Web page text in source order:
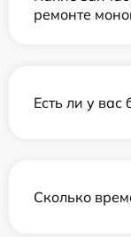
ремонте
Есть ли у вас
Сколько